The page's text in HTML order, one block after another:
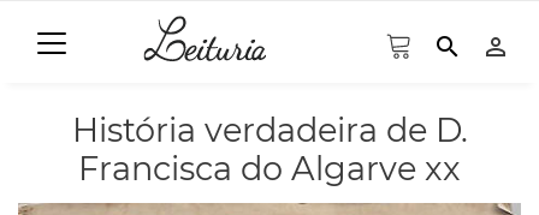
search person_outline
História verdadeira de D.
Francisca do Algarve xx